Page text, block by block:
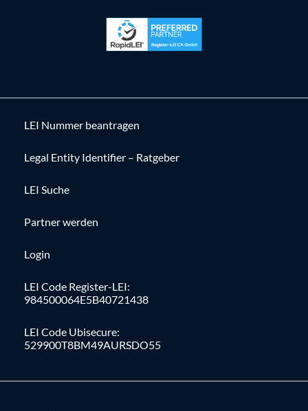
LEI Nummer beantragen
Legal Entity Identifier – Ratgeber
LEI Suche
Partner werden
Login
LEI Code Register-LEI:
984500064E5B40721438
LEI Code Ubisecure:
529900T8BM49AURSDO55